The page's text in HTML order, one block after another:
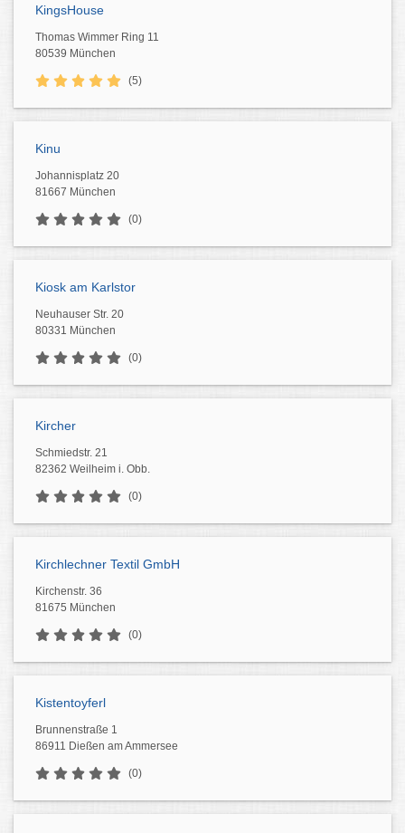
KingsHouse
Thomas Wimmer Ring 11
80539 München
(5)
Kinu
Johannisplatz 20
81667 München
(0)
Kiosk am Karlstor
Neuhauser Str. 20
80331 München
(0)
Kircher
Schmiedstr. 21
82362 Weilheim i. Obb.
(0)
Kirchlechner Textil GmbH
Kirchenstr. 36
81675 München
(0)
Kistentoyferl
Brunnenstraße 1
86911 Dießen am Ammersee
(0)